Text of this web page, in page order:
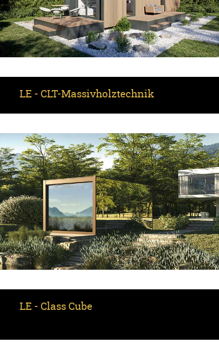
LE - CLT-Massivholz­technik
LE - Class Cube